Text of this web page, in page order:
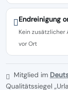
Endreinigung
Kein zusätzlicher
vor Ort
Mitglied im
Qualitätssiegel